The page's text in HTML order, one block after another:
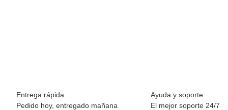
Entrega rápida
Pedido hoy, entregado mañana
Ayuda y soporte
El mejor soporte 24/7